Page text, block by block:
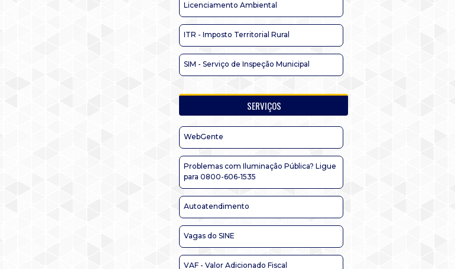
Licenciamento Ambiental
ITR - Imposto Territorial Rural
SIM - Serviço de Inspeção Municipal
SERVIÇOS
WebGente
Problemas com Iluminação Pública? Ligue
para 0800-606-1535
Autoatendimento
Vagas do SINE
VAF - Valor Adicionado Fiscal